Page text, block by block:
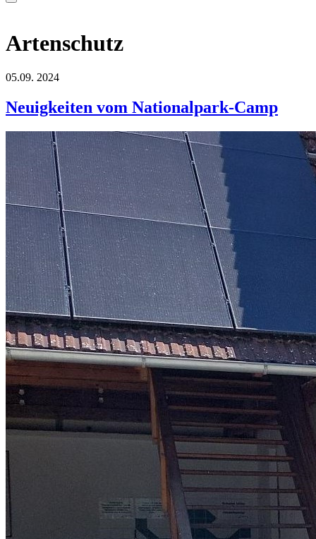
Artenschutz
05.09. 2024
Neuigkeiten vom Nationalpark-Camp